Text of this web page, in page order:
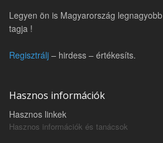
Legyen ön is Magyarország
tagja !
Regisztrálj – hirdess – értékesíts.
Hasznos információk
Hasznos linkek
Hasznos információk és tanácsok